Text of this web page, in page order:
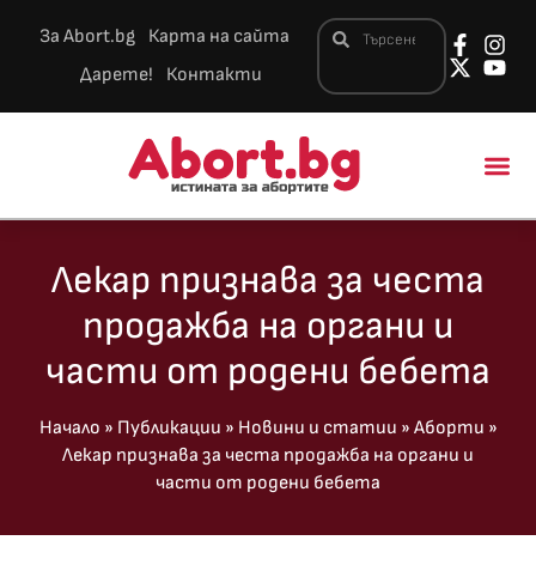
За Abort.bg
Карта на сайта
Дарете!
Контакти
Лекар признава за честа
продажба на органи и
части от родени бебета
Начало » Публикации » Новини и статии » Аборти »
Лекар признава за честа продажба на органи и
части от родени бебета